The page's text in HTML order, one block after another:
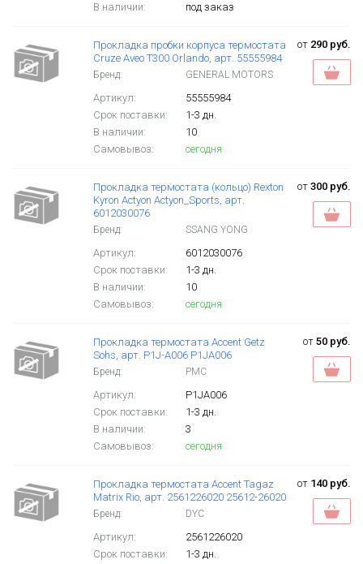
В наличии:
под заказ
Прокладка пробки корпуса термостата
Cruze Aveo T300 Orlando, арт. 55555984
Бренд: GENERAL MOTORS
Артикул:
55555984
Срок поставки:
1-3 дн.
В наличии:
10
Самовывоз:
сегодня
от 290 руб.
Прокладка термостата (кольцо) Rexton
Kyron Actyon Actyon_Sports, арт.
6012030076
Бренд: SSANG YONG
Артикул:
6012030076
Срок поставки:
1-3 дн.
В наличии:
10
Самовывоз:
сегодня
от 300 руб.
Прокладка термостата Accent Getz
Sohs, арт. P1J-A006 P1JA006
Бренд: PMC
Артикул:
P1JA006
Срок поставки:
1-3 дн.
В наличии:
3
Самовывоз:
сегодня
от 50 руб.
Прокладка термостата Accent Tagaz
Matrix Rio, арт. 2561226020 25612-26020
Бренд: DYC
Артикул:
2561226020
Срок поставки:
1-3 дн.
от 140 руб.